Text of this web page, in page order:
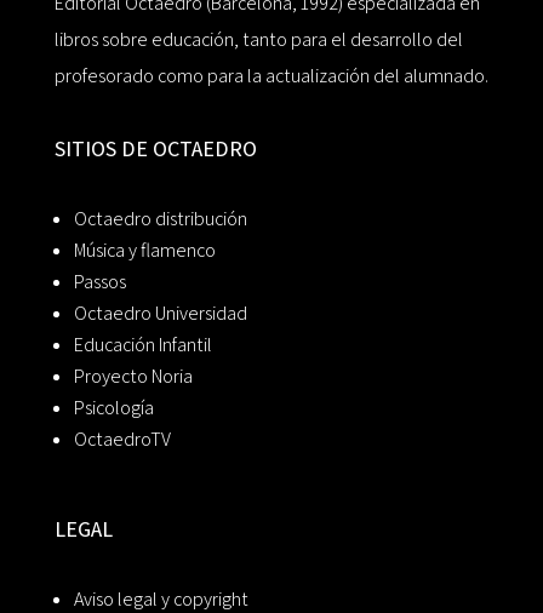
libros sobre educación, tanto para el desarrollo del
profesorado como para la actualización del alumnado.
SITIOS DE OCTAEDRO
Octaedro distribución
Música y flamenco
Passos
Octaedro Universidad
Educación Infantil
Proyecto Noria
Psicología
OctaedroTV
LEGAL
Aviso legal y copyright